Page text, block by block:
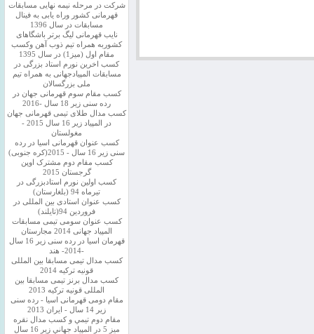
شرکت در مرحله نیمه نهایی مسابقات
قهرمانی کشور وراه یابی به فینال
مسابقات در سال 1396
نایب قهرمانی لیگ برتر باشگاهای
کشوربه همراه تیم ذوب آهن وکسب
مقام اول (میز1) در سال 1395
کسب اخرین نورم استاد بزرگی در
مسابقات المپیادجهانی به همراه تیم
ملی بزرگسالان
کسب مقام سوم قهرمانی جهان در
رده سنی زیر 18 سال -2016
کسب مدال طلای تیمی قهرمانی جهان
در المپیاد زیر 16 سال 2015 -
مغولستان
کسب عنوان قهرمانی اسیا در رده
سنی زیر 16 سال - 2015(کره جنوبی)
کسب مقام دوم مشترک اوپن
گرجستان 2015
کسب اولین نورم استادبزرگی در
تیرماه 94 (بلغارستان)
کسب عنوان استادی بین المللی در
فروردین 94(تایلند)
کسب عنوان سومی تیمی مسابقات
المپیاد جهانی 2014 مجارستان
قهرمان اسیا در رده سنی زیر 16 سال
-2014- هند
کسب مدال تیمی مسابقا بین المللی
قونیه ترکیه 2014
کسب مدال برنز تیمی مسابقا بین
المللی قونیه ترکیه 2013
مقام دومی قهرمانی اسیا - رده سنی
زیر 14 سال - ایران 2013
مقام دوم تيمي و كسب مدال نقره
ميز 5 در المپياد جهاني زير 16 سال